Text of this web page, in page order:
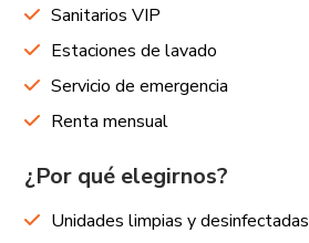
Sanitarios VIP
Estaciones de lavado
Servicio de emergencia
Renta mensual
¿Por qué elegirnos?
Unidades limpias y desinfectadas